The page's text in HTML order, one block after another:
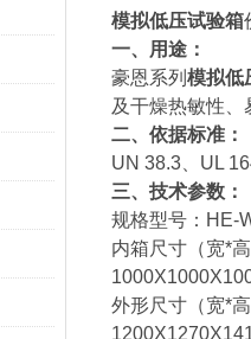
模拟低压试验箱
一、用途：
豪恩系列 模拟低
及干燥热敏性
二、依据标准：
UN 38.3、UL
三、技术参数：
规格型号：HE-
内箱尺寸（宽*
外形尺寸（宽*